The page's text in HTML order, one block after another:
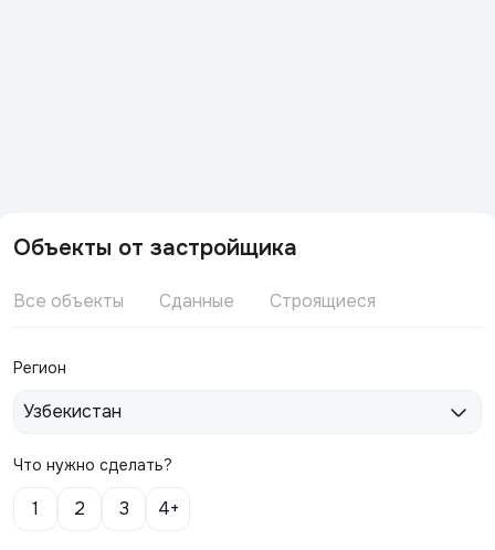
Объекты от застройщика
Все объекты Сданные Строящиеся
Регион
Узбекистан
Что нужно сделать?
1 2 3 4+